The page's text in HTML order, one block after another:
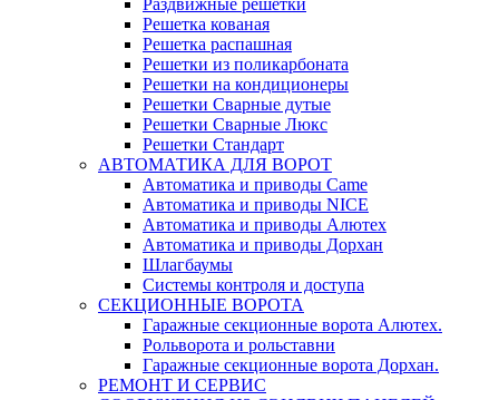
Раздвижные решётки
Решетка кованая
Решетка распашная
Решетки из поликарбоната
Решетки на кондиционеры
Решетки Сварные дутые
Решетки Сварные Люкс
Решетки Стандарт
АВТОМАТИКА ДЛЯ ВОРОТ
Автоматика и приводы Came
Автоматика и приводы NICE
Автоматика и приводы Алютех
Автоматика и приводы Дорхан
Шлагбаумы
Системы контроля и доступа
СЕКЦИОННЫЕ ВОРОТА
Гаражные секционные ворота Алютех.
Рольворота и рольставни
Гаражные секционные ворота Дорхан.
РЕМОНТ И СЕРВИС